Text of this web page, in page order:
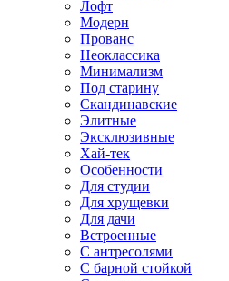
Лофт
Модерн
Прованс
Неоклассика
Минимализм
Под старину
Скандинавские
Элитные
Эксклюзивные
Хай-тек
Особенности
Для студии
Для хрущевки
Для дачи
Встроенные
С антресолями
С барной стойкой